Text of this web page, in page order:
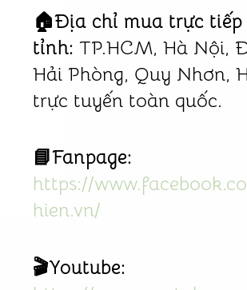
🏠Địa chỉ mua trực
tỉnh: TP.HCM, Hà Nội,
Hải Phòng, Quy Nhơn,
trực tuyến toàn quốc.
📘Fanpage:
https://
hien.vn/
🎬Youtube: